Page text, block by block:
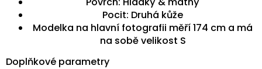
Pocit: Druhá kůže
Modelka na hlavní fotografii měří 174 cm a má
na sobě velikost S
Doplňkové parametry